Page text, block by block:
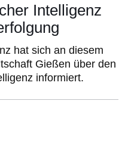
Intelligenz
hat sich an diesem
Gießen über den
informiert.